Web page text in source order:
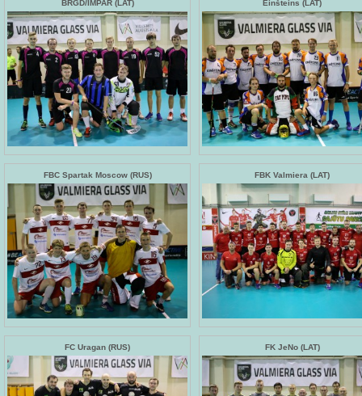
BRGD/IMPAR (LAT) Einšteins (LAT)
FBC Spartak Moscow (RUS) FBK Valmiera (LAT)
FC Uragan (RUS) FK JeNo (LAT)